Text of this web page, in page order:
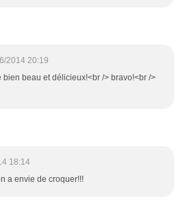
2014 20:19
bien beau et délicieux!<br /> bravo!<br />
18:14
a envie de croquer!!!